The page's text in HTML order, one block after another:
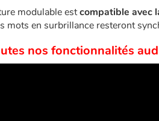
modulable estcompatible avec
mots en surbrillance resteront
nos fonctionnalités